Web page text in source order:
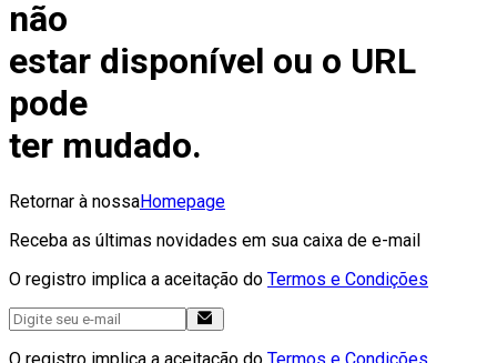
não
estar disponível ou o URL
pode
ter mudado.
Retornar à nossaHomepage
Receba as últimas novidades em sua caixa de e-mail
O registro implica a aceitação do Termos e Condições